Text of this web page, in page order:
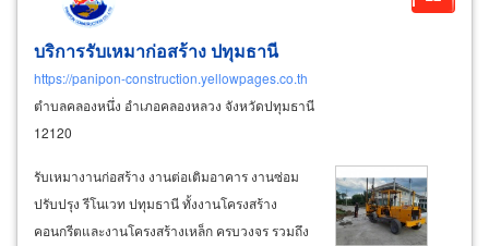
บริการรับเหมาก่อสร้าง ปทุมธานี
https://panipon-construction.yellowpages.co.th
ตำบลคลองหนึ่ง อำเภอคลองหลวง จังหวัดปทุมธานี
12120
รับเหมางานก่อสร้าง งานต่อเติมอาคาร งานซ่อม
ปรับปรุง รีโนเวท ปทุมธานี ทั้งงานโครงสร้าง
คอนกรีตและงานโครงสร้างเหล็ก ครบวงจร รวมถึง